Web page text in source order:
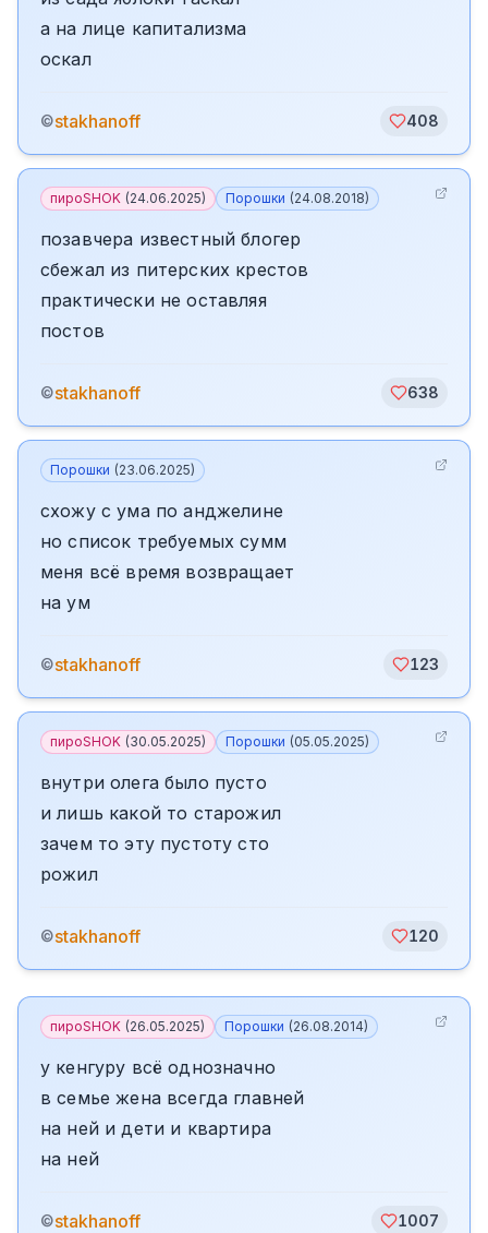
а на лице капитализма
оскал
©stakhanoff 408
пироSHOK (24.06.2025) Порошки (24.08.2018)
позавчера известный блогер
сбежал из питерских крестов
практически не оставляя
постов
©stakhanoff 638
Порошки (23.06.2025)
схожу с ума по анджелине
но список требуемых сумм
меня всё время возвращает
на ум
©stakhanoff 123
пироSHOK (30.05.2025) Порошки (05.05.2025)
внутри олега было пусто
и лишь какой то старожил
зачем то эту пустоту сто
рожил
©stakhanoff 120
пироSHOK (26.05.2025) Порошки (26.08.2014)
у кенгуру всё однозначно
в семье жена всегда главней
на ней и дети и квартира
на ней
©stakhanoff 1007